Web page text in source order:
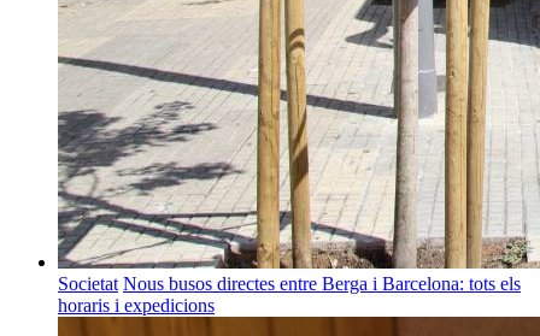
Societat Nous busos directes entre Berga i Barcelona: tots els
horaris i expedicions